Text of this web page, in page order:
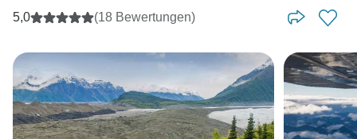
5,0 (18 Bewertungen)